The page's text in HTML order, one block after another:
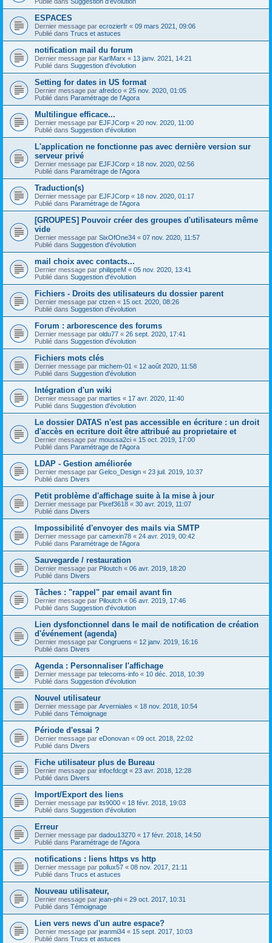
ESPACES
Dernier message par ecrozierfr « 09 mars 2021, 09:06
Publié dans Trucs et astuces
notification mail du forum
Dernier message par KarlMarx « 13 janv. 2021, 14:21
Publié dans Suggestion d'évolution
Setting for dates in US format
Dernier message par afredco « 25 nov. 2020, 01:05
Publié dans Paramétrage de l'Agora
Multilingue efficace...
Dernier message par EJFJCorp « 20 nov. 2020, 11:00
Publié dans Suggestion d'évolution
L'application ne fonctionne pas avec dernière version sur
serveur privé
Dernier message par EJFJCorp « 18 nov. 2020, 02:56
Publié dans Paramétrage de l'Agora
Traduction(s)
Dernier message par EJFJCorp « 18 nov. 2020, 01:17
Publié dans Paramétrage de l'Agora
[GROUPES] Pouvoir créer des groupes d'utilisateurs même
vide
Dernier message par SixOfOne34 « 07 nov. 2020, 11:57
Publié dans Suggestion d'évolution
mail choix avec contacts...
Dernier message par philippeM « 05 nov. 2020, 13:41
Publié dans Suggestion d'évolution
Fichiers - Droits des utilisateurs du dossier parent
Dernier message par ctzen « 15 oct. 2020, 08:26
Publié dans Suggestion d'évolution
Forum : arborescence des forums
Dernier message par oldu77 « 26 sept. 2020, 17:41
Publié dans Suggestion d'évolution
Fichiers mots clés
Dernier message par michem-01 « 12 août 2020, 11:58
Publié dans Suggestion d'évolution
Intégration d'un wiki
Dernier message par marties « 17 avr. 2020, 11:40
Publié dans Suggestion d'évolution
Le dossier DATAS n'est pas accessible en écriture : un droit
d'accès en ecriture doit être attribué au proprietaire et
Dernier message par moussa2ci « 15 oct. 2019, 17:00
Publié dans Paramétrage de l'Agora
LDAP - Gestion améliorée
Dernier message par Gelco_Design « 23 juil. 2019, 10:37
Publié dans Divers
Petit problème d'affichage suite à la mise à jour
Dernier message par Pixef3618 « 30 avr. 2019, 11:07
Publié dans Divers
Impossibilité d'envoyer des mails via SMTP
Dernier message par camexin78 « 24 avr. 2019, 00:42
Publié dans Paramétrage de l'Agora
Sauvegarde / restauration
Dernier message par Piloutch « 06 avr. 2019, 18:20
Publié dans Divers
Tâches : "rappel" par email avant fin
Dernier message par Piloutch « 06 avr. 2019, 17:46
Publié dans Suggestion d'évolution
Lien dysfonctionnel dans le mail de notification de création
d'événement (agenda)
Dernier message par Congruens « 12 janv. 2019, 16:16
Publié dans Divers
Agenda : Personnaliser l'affichage
Dernier message par telecoms-info « 10 déc. 2018, 10:39
Publié dans Suggestion d'évolution
Nouvel utilisateur
Dernier message par Arverniales « 18 nov. 2018, 10:54
Publié dans Témoignage
Période d'essai ?
Dernier message par eDonovan « 09 oct. 2018, 22:02
Publié dans Divers
Fiche utilisateur plus de Bureau
Dernier message par infocfdcgt « 23 avr. 2018, 12:28
Publié dans Divers
Import/Export des liens
Dernier message par its9000 « 18 févr. 2018, 19:03
Publié dans Suggestion d'évolution
Erreur
Dernier message par dadou13270 « 17 févr. 2018, 14:50
Publié dans Paramétrage de l'Agora
notifications : liens https vs http
Dernier message par pollux57 « 08 nov. 2017, 21:11
Publié dans Trucs et astuces
Nouveau utilisateur,
Dernier message par jean-phi « 29 oct. 2017, 10:31
Publié dans Témoignage
Lien vers news d'un autre espace?
Dernier message par jeanmi34 « 15 sept. 2017, 10:03
Publié dans Trucs et astuces